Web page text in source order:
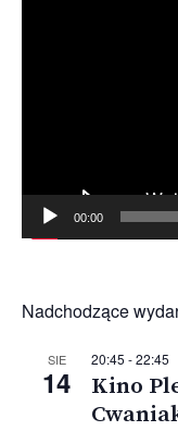
00:00
Nadchodzące
SIE
14
20:45 -22:45
Kino